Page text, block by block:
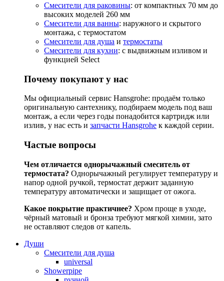
Смесители для раковины: от компактных 70 мм до
высоких моделей 260 мм
Смесители для ванны: наружного и скрытого
монтажа, с термостатом
Смесители для душа и термостаты
Смесители для кухни: с выдвижным изливом и
функцией Select
Почему покупают у нас
Мы официальный сервис Hansgrohe: продаём только
оригинальную сантехнику, подбираем модель под ваш
монтаж, а если через годы понадобится картридж или
излив, у нас есть и запчасти Hansgrohe к каждой серии.
Частые вопросы
Чем отличается однорычажный смеситель от
термостата? Однорычажный регулирует температуру и
напор одной ручкой, термостат держит заданную
температуру автоматически и защищает от ожога.
Какое покрытие практичнее? Хром проще в уходе,
чёрный матовый и бронза требуют мягкой химии, зато
не оставляют следов от капель.
Души
Смесители для душа
universal
Showerpipe